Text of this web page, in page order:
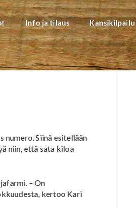
Info ja tilaus Kansikilpailu
numero. Siinä esitellään
niin, että sata kiloa
– On
kertoo Kari